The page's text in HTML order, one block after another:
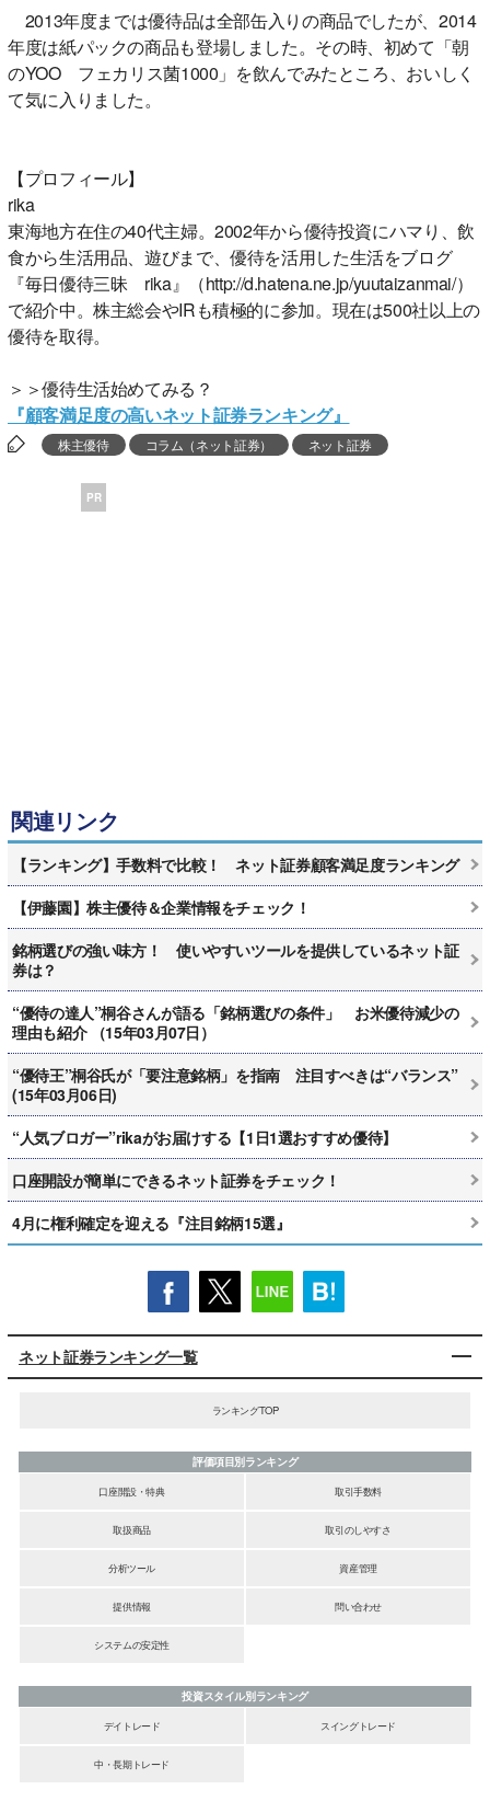
2013年度までは優待品は全部缶入りの商品でしたが、2014
年度は紙パックの商品も登場しました。その時、初めて「朝
のYOO フェカリス菌1000」を飲んでみたところ、おいしく
て気に入りました。
【プロフィール】
rika
東海地方在住の40代主婦。2002年から優待投資にハマり、飲
食から生活用品、遊びまで、優待を活用した生活をブログ
『毎日優待三昧 rika』（http://d.hatena.ne.jp/yuutaizanmai/）
で紹介中。株主総会やIRも積極的に参加。現在は500社以上の
優待を取得。
＞＞優待生活始めてみる？
『顧客満足度の高いネット証券ランキング』
株主優待 コラム（ネット証券） ネット証券
PR
関連リンク
【ランキング】手数料で比較！ ネット証券顧客満足度ランキング
【伊藤園】株主優待＆企業情報をチェック！
銘柄選びの強い味方！ 使いやすいツールを提供しているネット証
券は？
“優待の達人”桐谷さんが語る「銘柄選びの条件」 お米優待減少の
理由も紹介 （15年03月07日）
“優待王”桐谷氏が「要注意銘柄」を指南 注目すべきは“バランス”
(15年03月06日)
“人気ブロガー”rikaがお届けする【1日1選おすすめ優待】
口座開設が簡単にできるネット証券をチェック！
4月に権利確定を迎える『注目銘柄15選』
ネット証券ランキング一覧
ランキングTOP
評価項目別ランキング
口座開設・特典
取引手数料
取扱商品 取引のしやすさ
分析ツール 資産管理
提供情報 問い合わせ
システムの安定性
投資スタイル別ランキング
デイトレード
スイングトレード
中・長期トレード